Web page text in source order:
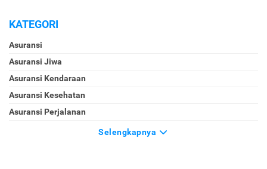
KATEGORI
Asuransi
Asuransi Jiwa
Asuransi Kendaraan
Asuransi Kesehatan
Asuransi Perjalanan
Selengkapnya